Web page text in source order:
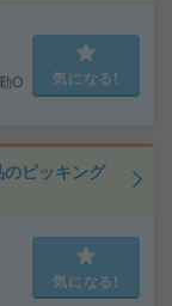
O
気になる!
ピッキング
気になる!